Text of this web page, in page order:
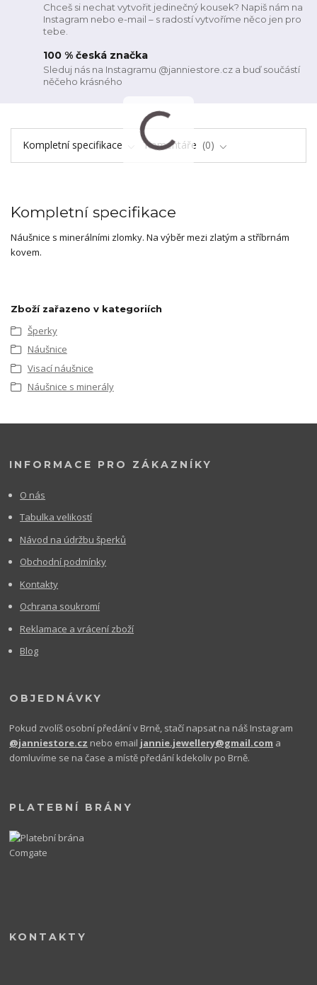
Chceš si nechat vytvořit jedinečný kousek? Napiš nám na
Instagram nebo e-mail – s radostí vytvoříme něco jen pro
tebe.
100 % česká značka
Sleduj nás na Instagramu @janniestore.cz a buď součástí
něčeho krásného
Kompletní specifikace Komentáře 0
Kompletní specifikace
Náušnice s minerálními zlomky. Na výběr mezi zlatým a stříbrnám
kovem.
Zboží zařazeno v kategoriích
Šperky
Náušnice
Visací náušnice
Náušnice s minerály
INFORMACE PRO ZÁKAZNÍKY
O nás
Tabulka velikostí
Návod na údržbu šperků
Obchodní podmínky
Kontakty
Ochrana soukromí
Reklamace a vrácení zboží
Blog
OBJEDNÁVKY
Pokud zvolíš osobní předání v Brně, stačí napsat na náš Instagram
@janniestore.cz nebo email jannie.jewellery@gmail.com a
domluvíme se na čase a místě předání kdekoliv po Brně.
PLATEBNÍ BRÁNY
KONTAKTY